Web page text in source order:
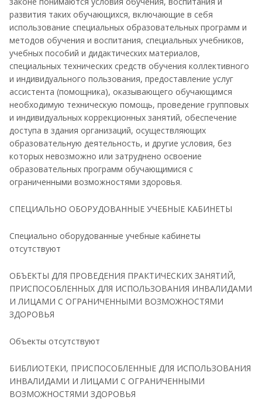
развития таких обучающихся, включающие в себя
использование специальных образовательных программ и
методов обучения и воспитания, специальных учебников,
учебных пособий и дидактических материалов,
специальных технических средств обучения коллективного
и индивидуального пользования, предоставление услуг
ассистента (помощника), оказывающего обучающимся
необходимую техническую помощь, проведение групповых
и индивидуальных коррекционных занятий, обеспечение
доступа в здания организаций, осуществляющих
образовательную деятельность, и другие условия, без
которых невозможно или затруднено освоение
образовательных программ обучающимися с
ограниченными возможностями здоровья.
СПЕЦИАЛЬНО ОБОРУДОВАННЫЕ УЧЕБНЫЕ КАБИНЕТЫ
Специально оборудованные учебные кабинеты
отсутствуют
ОБЪЕКТЫ ДЛЯ ПРОВЕДЕНИЯ ПРАКТИЧЕСКИХ ЗАНЯТИЙ,
ПРИСПОСОБЛЕННЫХ ДЛЯ ИСПОЛЬЗОВАНИЯ ИНВАЛИДАМИ
И ЛИЦАМИ С ОГРАНИЧЕННЫМИ ВОЗМОЖНОСТЯМИ
ЗДОРОВЬЯ
Объекты отсутствуют
БИБЛИОТЕКИ, ПРИСПОСОБЛЕННЫЕ ДЛЯ ИСПОЛЬЗОВАНИЯ
ИНВАЛИДАМИ И ЛИЦАМИ С ОГРАНИЧЕННЫМИ
ВОЗМОЖНОСТЯМИ ЗДОРОВЬЯ